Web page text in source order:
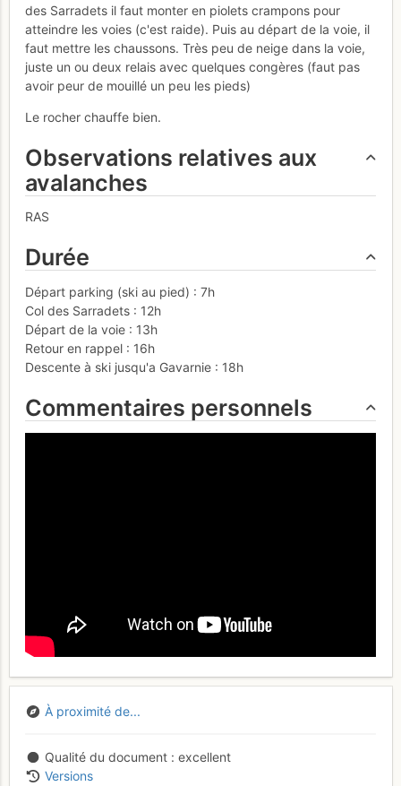
des Sarradets il faut monter en piolets crampons pour
atteindre les voies (c'est raide). Puis au départ de la voie, il
faut mettre les chaussons. Très peu de neige dans la voie,
juste un ou deux relais avec quelques congères (faut pas
avoir peur de mouillé un peu les pieds)
Le rocher chauffe bien.
Observations relatives aux
avalanches
RAS
Durée
Départ parking (ski au pied) : 7h
Col des Sarradets : 12h
Départ de la voie : 13h
Retour en rappel : 16h
Descente à ski jusqu'a Gavarnie : 18h
Commentaires personnels
À proximité de...
Qualité du document
excellent
Versions